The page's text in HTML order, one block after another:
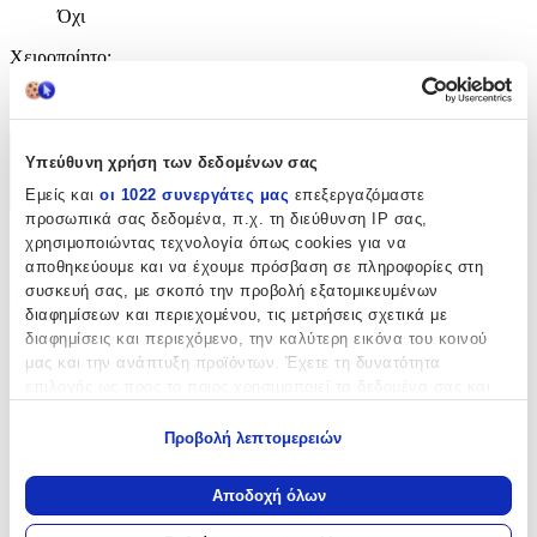
Υπεύθυνη χρήση των δεδομένων σας
Εμείς και οι 1022 συνεργάτες μας επεξεργαζόμαστε
προσωπικά σας δεδομένα, π.χ. τη διεύθυνση IP σας,
χρησιμοποιώντας τεχνολογία όπως cookies για να
αποθηκεύουμε και να έχουμε πρόσβαση σε πληροφορίες στη
συσκευή σας, με σκοπό την προβολή εξατομικευμένων
διαφημίσεων και περιεχομένου, τις μετρήσεις σχετικά με
διαφημίσεις και περιεχόμενο, την καλύτερη εικόνα του κοινού
μας και την ανάπτυξη προϊόντων. Έχετε τη δυνατότητα
Να συλλέξουμε πληροφορίες σχετικά με τη γεωγραφική
σας τοποθεσία, οι οποίες μπορεί να είναι ακριβείς σε
Προβολή λεπτομερειών
Αποδοχή όλων
Όχι
Χειροποίητο:
Χαρακτηριστικά
+
Χαρακτηριστικά
Τύπος:
Μπρελόκ